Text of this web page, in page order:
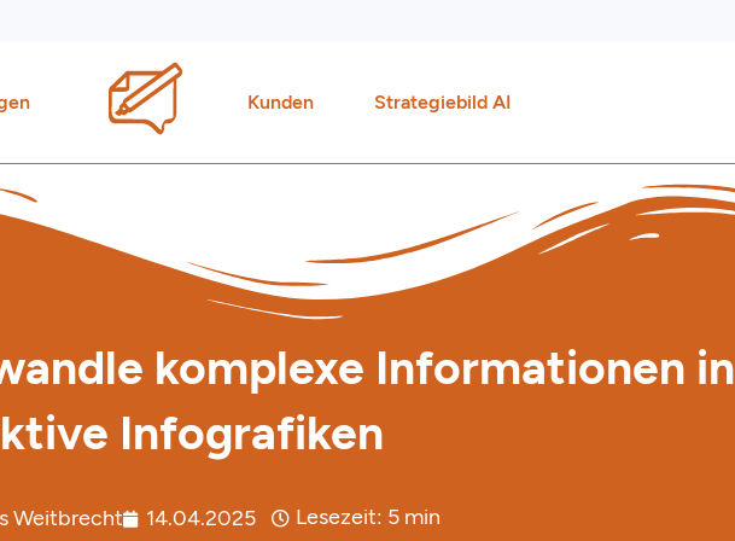
Kunden Strategiebild AI
komplexe Informationen in
Infografiken
Weitbrecht 14.04.2025 Lesezeit: 5 min